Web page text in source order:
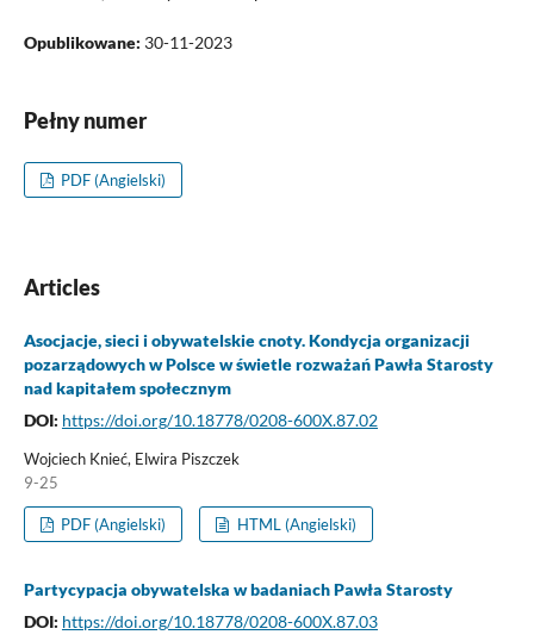
Opublikowane: 30-11-2023
Pełny numer
PDF (Angielski)
Articles
Asocjacje, sieci i obywatelskie cnoty. Kondycja organizacji
pozarządowych w Polsce w świetle rozważań Pawła Starosty
nad kapitałem społecznym
DOI: https://doi.org/10.18778/0208-600X.87.02
Wojciech Knieć, Elwira Piszczek
9-25
PDF (Angielski) HTML (Angielski)
Partycypacja obywatelska w badaniach Pawła Starosty
DOI: https://doi.org/10.18778/0208-600X.87.03